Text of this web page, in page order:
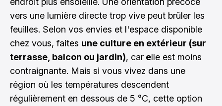
vers une lumière directe trop vive peut brûler les
feuilles. Selon vos envies et l'espace disponible
chez vous, faites une culture en extérieur (sur
terrasse, balcon ou jardin), car elle est moins
contraignante. Mais si vous vivez dans une
région où les températures descendent
régulièrement en dessous de 5 °C, cette option